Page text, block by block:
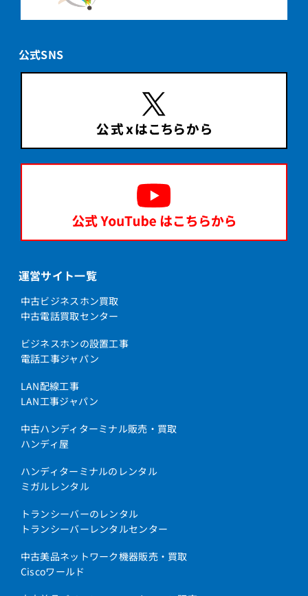
公式SNS
運営サイト一覧
中古ビジネスホン買取
中古電話買取センター
ビジネスホンの設置工事
電話工事ジャパン
LAN配線工事
LAN工事ジャパン
中古ハンディターミナル販売・買取
ハンディ屋
ハンディターミナルのレンタル
ミガルレンタル
トランシーバーのレンタル
トランシーバーレンタルセンター
中古美品ネットワーク機器販売・買取
Ciscoワールド